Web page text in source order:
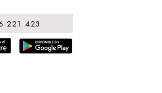
221 423